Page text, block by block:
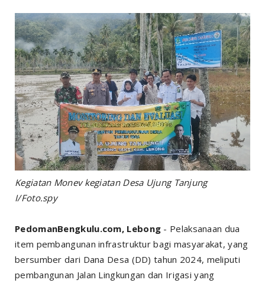
Kegiatan Monev kegiatan Desa Ujung Tanjung
I/Foto.spy
PedomanBengkulu.com, Lebong - Pelaksanaan dua
item pembangunan infrastruktur bagi masyarakat, yang
bersumber dari Dana Desa (DD) tahun 2024, meliputi
pembangunan Jalan Lingkungan dan Irigasi yang